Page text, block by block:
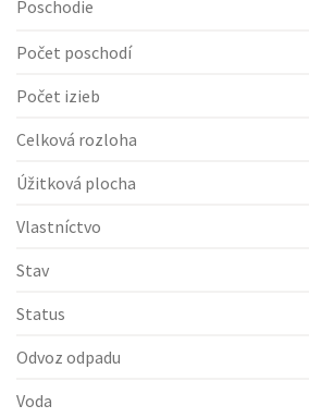
Poschodie
Počet poschodí
Počet izieb
Celková rozloha
Úžitková plocha
Vlastníctvo
Stav
Status
Odvoz odpadu
Voda